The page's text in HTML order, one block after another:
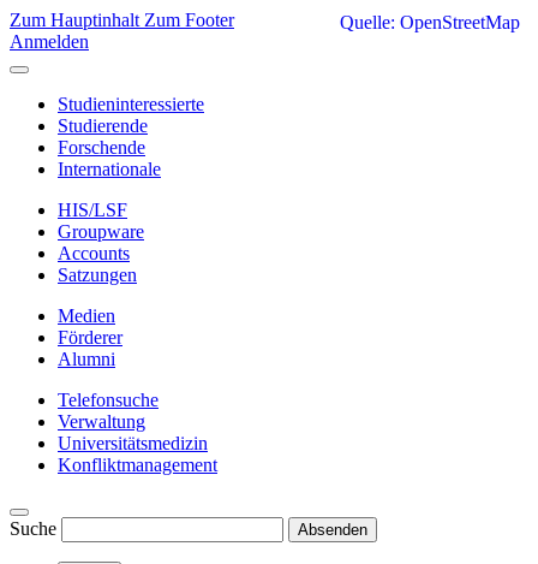
Zum Hauptinhalt Zum Footer
Anmelden
Studieninteressierte
Studierende
Forschende
Internationale
HIS/LSF
Groupware
Accounts
Satzungen
Medien
Förderer
Alumni
Telefonsuche
Verwaltung
Universitätsmedizin
Konfliktmanagement
Suche Absenden
Quelle: OpenStreetMap